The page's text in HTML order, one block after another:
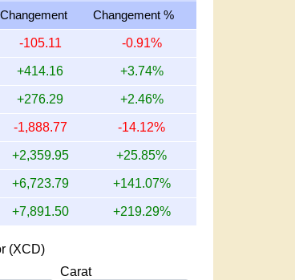
Changement Changement %
-105.11 -0.91%
+414.16 +3.74%
+276.29 +2.46%
-1,888.77 -14.12%
+2,359.95 +25.85%
+6,723.79 +141.07%
+7,891.50 +219.29%
(XCD)
Carat